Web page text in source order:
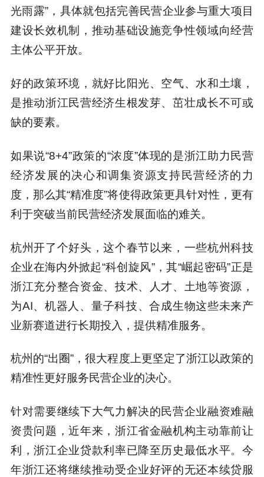
光雨露”，具体就包括完善民营企业参与重大项目
建设长效机制，推动基础设施竞争性领域向经营
主体公平开放。
好的政策环境，就好比阳光、空气、水和土壤，
是推动浙江民营经济生根发芽、茁壮成长不可或
缺的要素。
如果说“8+4”政策的“浓度”体现的是浙江助力民营
经济发展的决心和调集资源支持民营经济的力
度，那么其“精准度”将使得政策更具针对性，更有
利于突破当前民营经济发展面临的难关。
杭州开了个好头，这个春节以来，一些杭州科技
企业在海内外掀起“科创旋风”，其“崛起密码”正是
浙江充分整合资金、技术、人才、土地等资源，
为AI、机器人、量子科技、合成生物这些未来产
业新赛道进行长期投入，提供精准服务。
杭州的“出圈”，很大程度上更坚定了浙江以政策的
精准性更好服务民营企业的决心。
针对需要继续下大气力解决的民营企业融资难融
资贵问题，近年来，浙江省金融机构主动靠前让
利，浙江企业贷款利率已降至历史最低水平。今
年浙江还将继续推动受企业好评的无还本续贷服